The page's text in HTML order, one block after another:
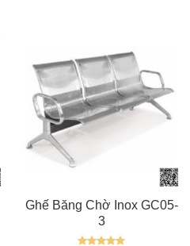
Ghế Băng Chờ Inox GC05-
3